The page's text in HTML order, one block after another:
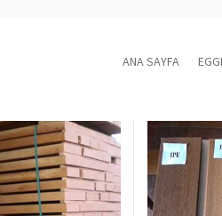
ANA SAYFA